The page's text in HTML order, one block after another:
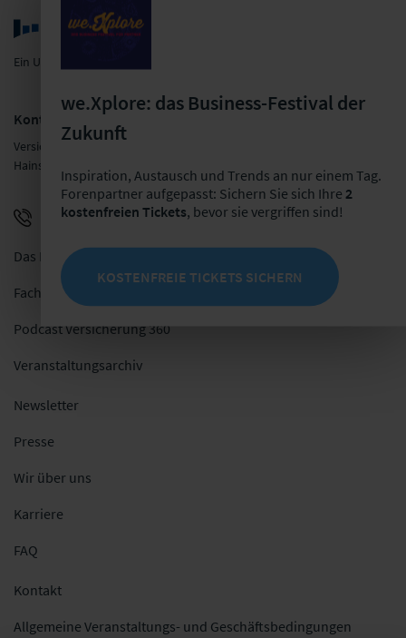
we.Xplore: das Business-Festival der
Zukunft
Inspiration, Austausch und Trends an nur einem Tag.
Forenpartner aufgepasst: Sichern Sie sich Ihre 2
kostenfreien Tickets, bevor sie vergriffen sind!
KOSTENFREIE TICKETS SICHERN
Ein Unternehmen der LF Gruppe
Kontakt
Versicherungsforen Leipzig GmbH
Hainstraße 16, 04109 Leipzig
+49 341 98988-0 E-Mail schreiben
Das Netzwerk
Fachblog
Podcast Versicherung 360
Veranstaltungsarchiv
Newsletter
Presse
Wir über uns
Karriere
FAQ
Kontakt
Allgemeine Veranstaltungs- und Geschäftsbedingungen